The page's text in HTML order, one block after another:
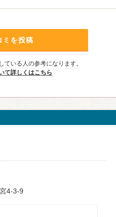
ミを投稿
いる人の参考になります。
て詳しくはこちら
4-3-9